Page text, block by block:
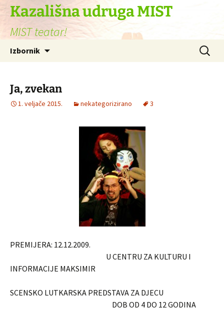
Skoči
sadržaja
Kazališna udruga MIST
MIST teatar!
Izbornik
Ja, zvekan
1. veljače 2015. nekategorizirano 3
PREMIJERA: 12.12.2009.
U CENTRU ZA KULTURU I
INFORMACIJE MAKSIMIR
SCENSKO LUTKARSKA PREDSTAVA ZA DJECU
DOB OD 4 DO 12 GODINA